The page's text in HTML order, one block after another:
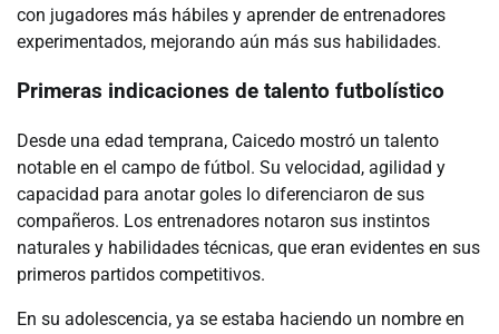
con jugadores más hábiles y aprender de entrenadores
experimentados, mejorando aún más sus habilidades.
Primeras indicaciones de talento futbolístico
Desde una edad temprana, Caicedo mostró un talento
notable en el campo de fútbol. Su velocidad, agilidad y
capacidad para anotar goles lo diferenciaron de sus
compañeros. Los entrenadores notaron sus instintos
naturales y habilidades técnicas, que eran evidentes en sus
primeros partidos competitivos.
En su adolescencia, ya se estaba haciendo un nombre en